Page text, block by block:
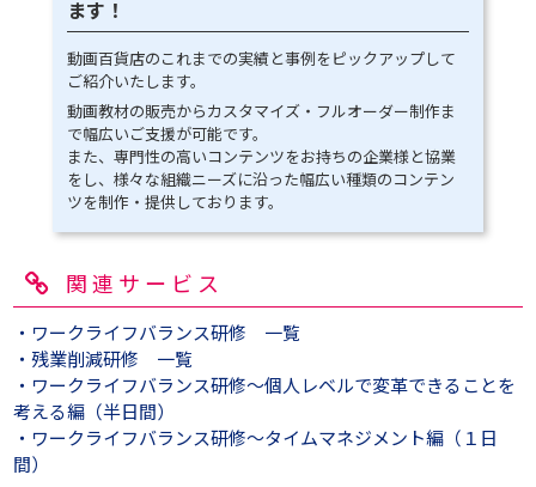
ます！
動画百貨店のこれまでの実績と事例をピックアップして
ご紹介いたします。
動画教材の販売からカスタマイズ・フルオーダー制作ま
で幅広いご支援が可能です。
また、専門性の高いコンテンツをお持ちの企業様と協業
をし、様々な組織ニーズに沿った幅広い種類のコンテン
ツを制作・提供しております。
関連サービス
・ワークライフバランス研修 一覧
・残業削減研修 一覧
・ワークライフバランス研修～個人レベルで変革できることを
考える編（半日間）
・ワークライフバランス研修～タイムマネジメント編（１日
間）